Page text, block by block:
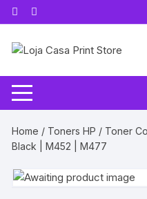
Pular
para
conteúdo
Home / Toners HP / Toner
Black | M452 | M477